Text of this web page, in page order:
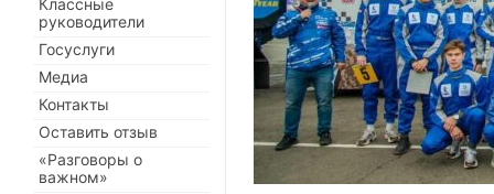
Классные
руководители
Госуслуги
Медиа
Контакты
Оставить отзыв
«Разговоры о
важном»